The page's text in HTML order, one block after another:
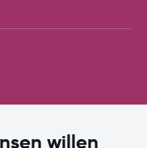
willen